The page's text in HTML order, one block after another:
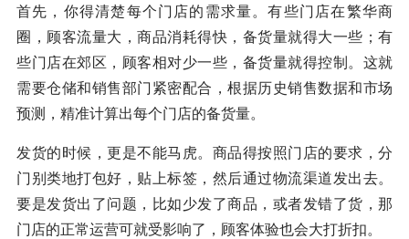
首先，你得清楚每个门店的需求量。有些门店在繁华商
圈，顾客流量大，商品消耗得快，备货量就得大一些；有
些门店在郊区，顾客相对少一些，备货量就得控制。这就
需要仓储和销售部门紧密配合，根据历史销售数据和市场
预测，精准计算出每个门店的备货量。
发货的时候，更是不能马虎。商品得按照门店的要求，分
门别类地打包好，贴上标签，然后通过物流渠道发出去。
要是发货出了问题，比如少发了商品，或者发错了货，那
门店的正常运营可就受影响了，顾客体验也会大打折扣。